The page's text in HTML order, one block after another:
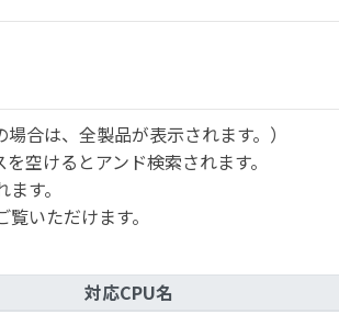
場合は、全製品が表示されます。）
空けるとアンド検索されます。
す。
いただけます。
対応CPU名